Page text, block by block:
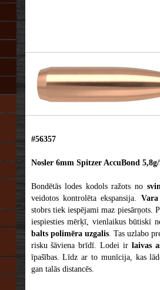
#56357
Nosler 6mm Spitzer AccuBond
Bondētās lodes kodols ražots no
veidotos kontrolēta ekspansija.
stobrs tiek iespējami maz piesārņots.
iespiesties mērķī, vienlaikus būtiski
balts polimēra uzgalis. Tas uzlabo
risku šāviena brīdī. Lodei ir laivas
īpašības. Līdz ar to munīcija, kas
gan talās distancēs.